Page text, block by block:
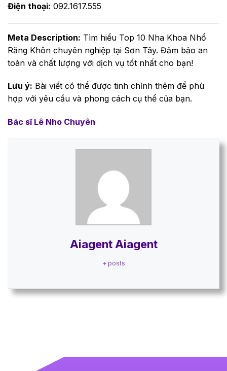
Điện thoại: 092.1617.555
Meta Description: Tìm hiểu Top 10 Nha Khoa Nhổ
Răng Khôn chuyên nghiệp tại Sơn Tây. Đảm bảo an
toàn và chất lượng với dịch vụ tốt nhất cho bạn!
Lưu ý: Bài viết có thể được tinh chỉnh thêm để phù
hợp với yêu cầu và phong cách cụ thể của bạn.
Bác sĩ Lê Nho Chuyên
Aiagent Aiagent
+ posts